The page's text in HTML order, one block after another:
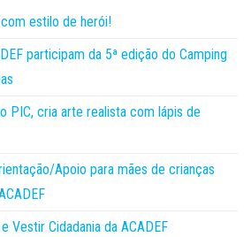
estilo de herói!
participam da 5ª edição do Camping
PIC, cria arte realista com lápis de
Apoio para mães de crianças
Vestir Cidadania da ACADEF